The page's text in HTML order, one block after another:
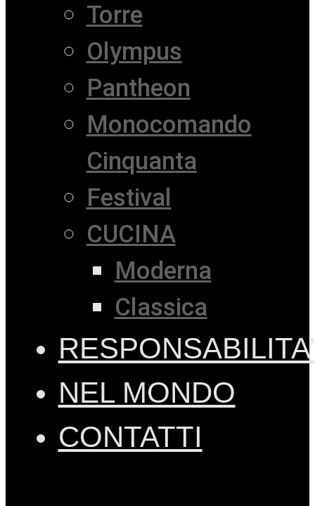
Torre
Olympus
Pantheon
Monocomando
Cinquanta
Festival
CUCINA
Moderna
Classica
RESPONSABILITA’
NEL MONDO
CONTATTI